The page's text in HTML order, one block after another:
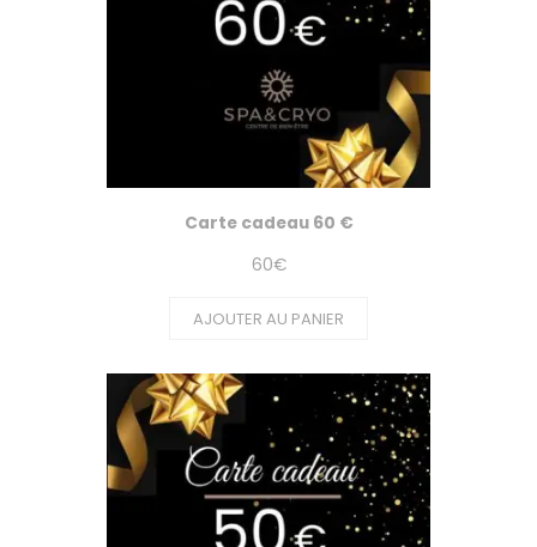
Carte cadeau 60 €
60€
AJOUTER AU PANIER